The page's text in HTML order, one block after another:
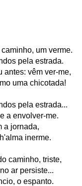
um verme.
pela estrada.
antes: vêm ver-me,
uma chicotada!
pela estrada...
a envolver-me.
a jornada,
inerme.
caminho, triste,
ar persiste...
o espanto.